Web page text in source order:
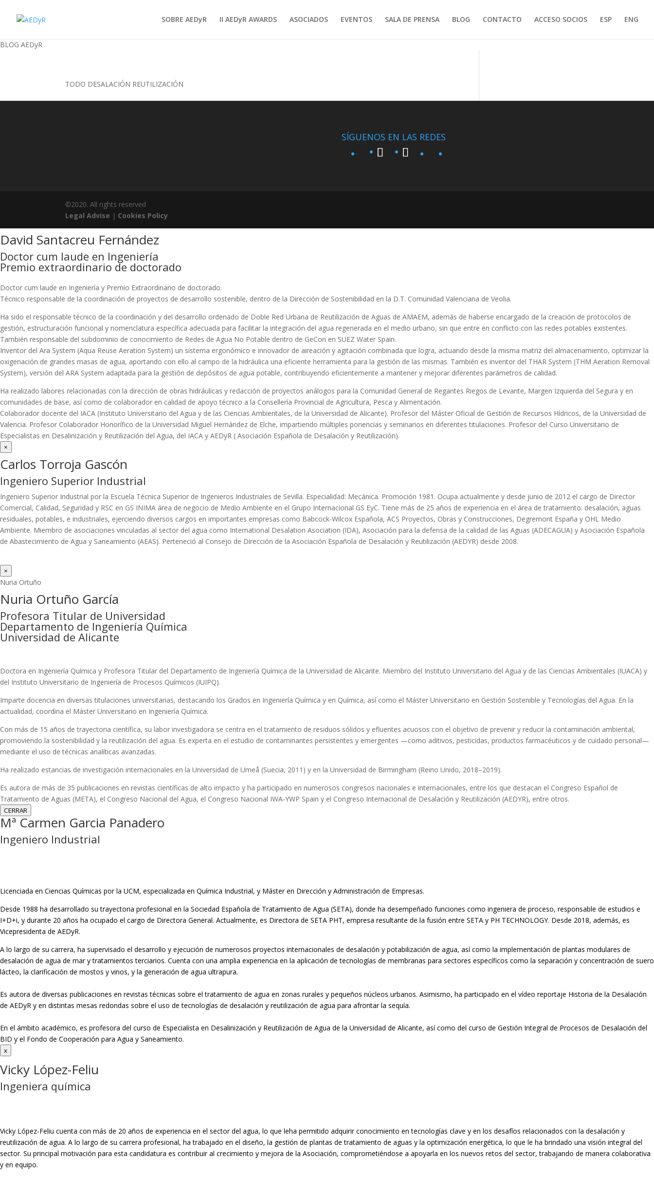
SOBRE AEDyR II AEDyR AWARDS ASOCIADOS EVENTOS SALA DE PRENSA BLOG CONTACTO ACCESO SOCIOS ESP ENG
BLOG AEDyR
TODO DESALACIÓN REUTILIZACIÓN
SÍGUENOS EN LAS REDES
©2020. All rights reserved
Legal Advise | Cookies Policy
David Santacreu Fernández
Doctor cum laude en Ingeniería
Premio extraordinario de doctorado
Doctor cum laude en Ingeniería y Premio Extraordinario de doctorado.
Técnico responsable de la coordinación de proyectos de desarrollo sostenible, dentro de la Dirección de Sostenibilidad en la D.T. Comunidad Valenciana de Veolia.
Ha sido el responsable técnico de la coordinación y del desarrollo ordenado de Doble Red Urbana de Reutilización de Aguas de AMAEM, además de haberse encargado de la creación de protocolos de
gestión, estructuración funcional y nomenclatura específica adecuada para facilitar la integración del agua regenerada en el medio urbano, sin que entre en conflicto con las redes potables existentes.
También responsable del subdominio de conocimiento de Redes de Agua No Potable dentro de GeCon en SUEZ Water Spain.
Inventor del Ara System (Aqua Reuse Aeration System) un sistema ergonómico e innovador de aireación y agitación combinada que logra, actuando desde la misma matriz del almacenamiento, optimizar la
oxigenación de grandes masas de agua, aportando con ello al campo de la hidráulica una eficiente herramienta para la gestión de las mismas. También es inventor del THAR System (THM Aeration Removal
System), versión del ARA System adaptada para la gestión de depósitos de agua potable, contribuyendo eficientemente a mantener y mejorar diferentes parámetros de calidad.
Ha realizado labores relacionadas con la dirección de obras hidráulicas y redacción de proyectos análogos para la Comunidad General de Regantes Riegos de Levante, Margen Izquierda del Segura y en
comunidades de base, así como de colaborador en calidad de apoyo técnico a la Consellería Provincial de Agricultura, Pesca y Alimentación.
Colaborador docente del IACA (Instituto Universitario del Agua y de las Ciencias Ambientales, de la Universidad de Alicante). Profesor del Máster Oficial de Gestión de Recursos Hídricos, de la Universidad de
Valencia. Profesor Colaborador Honorífico de la Universidad Miguel Hernández de Elche, impartiendo múltiples ponencias y seminarios en diferentes titulaciones. Profesor del Curso Universitario de
Especialistas en Desalinización y Reutilización del Agua, del IACA y AEDyR ( Asociación Española de Desalación y Reutilización).
×
Carlos Torroja Gascón
Ingeniero Superior Industrial
Ingeniero Superior Industrial por la Escuela Técnica Superior de Ingenieros Industriales de Sevilla. Especialidad: Mecánica. Promoción 1981. Ocupa actualmente y desde junio de 2012 el cargo de Director
Comercial, Calidad, Seguridad y RSC en GS INIMA área de negocio de Medio Ambiente en el Grupo Internacional GS EyC. Tiene más de 25 años de experiencia en el área de tratamiento: desalación, aguas
residuales, potables, e industriales, ejerciendo diversos cargos en importantes empresas como Babcock-Wilcox Española, ACS Proyectos, Obras y Construcciones, Degremont España y OHL Medio
Ambiente. Miembro de asociaciones vinculadas al sector del agua como International Desalation Asociation (IDA), Asociación para la defensa de la calidad de las Aguas (ADECAGUA) y Asociación Española
de Abastecimiento de Agua y Saneamiento (AEAS). Perteneció al Consejo de Dirección de la Asociación Española de Desalación y Reutilización (AEDYR) desde 2008.
×
Nuria Ortuño
Nuria Ortuño García
Profesora Titular de Universidad
Departamento de Ingeniería Química
Universidad de Alicante
Doctora en Ingeniería Química y Profesora Titular del Departamento de Ingeniería Química de la Universidad de Alicante. Miembro del Instituto Universitario del Agua y de las Ciencias Ambientales (IUACA) y
del Instituto Universitario de Ingeniería de Procesos Químicos (IUIPQ).
Imparte docencia en diversas titulaciones universitarias, destacando los Grados en Ingeniería Química y en Química, así como el Máster Universitario en Gestión Sostenible y Tecnologías del Agua. En la
actualidad, coordina el Máster Universitario en Ingeniería Química.
Con más de 15 años de trayectoria científica, su labor investigadora se centra en el tratamiento de residuos sólidos y efluentes acuosos con el objetivo de prevenir y reducir la contaminación ambiental,
promoviendo la sostenibilidad y la reutilización del agua. Es experta en el estudio de contaminantes persistentes y emergentes —como aditivos, pesticidas, productos farmacéuticos y de cuidado personal—
mediante el uso de técnicas analíticas avanzadas.
Ha realizado estancias de investigación internacionales en la Universidad de Umeå (Suecia, 2011) y en la Universidad de Birmingham (Reino Unido, 2018–2019).
Es autora de más de 35 publicaciones en revistas científicas de alto impacto y ha participado en numerosos congresos nacionales e internacionales, entre los que destacan el Congreso Español de
Tratamiento de Aguas (META), el Congreso Nacional del Agua, el Congreso Nacional IWA‑YWP Spain y el Congreso Internacional de Desalación y Reutilización (AEDYR), entre otros.
CERRAR
Mª Carmen Garcia Panadero
Ingeniero Industrial
Licenciada en Ciencias Químicas por la UCM, especializada en Química Industrial, y Máster en Dirección y Administración de Empresas.
Desde 1988 ha desarrollado su trayectoria profesional en la Sociedad Española de Tratamiento de Agua (SETA), donde ha desempeñado funciones como ingeniera de proceso, responsable de estudios e
I+D+i, y durante 20 años ha ocupado el cargo de Directora General. Actualmente, es Directora de SETA PHT, empresa resultante de la fusión entre SETA y PH TECHNOLOGY. Desde 2018, además, es
Vicepresidenta de AEDyR.
A lo largo de su carrera, ha supervisado el desarrollo y ejecución de numerosos proyectos internacionales de desalación y potabilización de agua, así como la implementación de plantas modulares de
desalación de agua de mar y tratamientosterciarios. Cuenta con una amplia experiencia en la aplicación de tecnologías de membranas para sectores específicos como la separación y concentración de suero
lácteo, la clarificación de mostos y vinos, y la generación de agua ultrapura.
Es autora de diversas publicaciones en revistas técnicas sobre el tratamiento de agua en zonas rurales y pequeños núcleos urbanos. Asimismo, ha participado en el vídeo reportaje Historia de la Desalación
de AEDyR y en distintas mesas redondas sobre el uso de tecnologías de desalación y reutilización de agua para afrontar la sequía.
En el ámbito académico, es profesora del curso de Especialista en Desalinización y Reutilización de Agua de la Universidad de Alicante, así como del curso de Gestión Integral de Procesos de Desalación del
BID y el Fondo de Cooperación para Agua y Saneamiento.
x
Vicky López-Feliu
Ingeniera química
Vicky López-Feliu cuenta con más de 20 años de experiencia en el sector del agua, lo que leha permitido adquirir conocimiento en tecnologías clave y en los desafíos relacionados con la desalación y
reutilización de agua. A lo largo de su carrera profesional, ha trabajado en el diseño, la gestión de plantas de tratamiento de aguas y la optimización energética, lo que le ha brindado una visión integral del
sector. Su principal motivación para esta candidatura es contribuir al crecimiento y mejora de la Asociación, comprometiéndose a apoyarla en los nuevos retos del sector, trabajando de manera colaborativa
y en equipo.